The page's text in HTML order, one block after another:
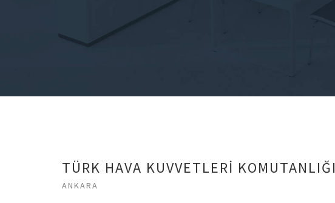
TÜRK HAVA KUVVETLERİ KOMUTANLIĞI
ANKARA